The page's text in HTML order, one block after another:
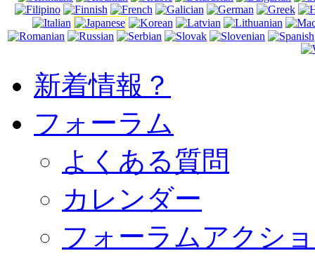
新着情報？
フォーラム
よくある質問
カレンダー
フォーラムアクシ